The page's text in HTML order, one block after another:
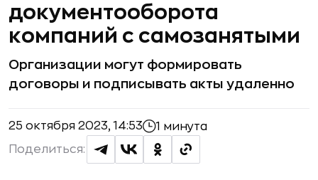
документооборота
компаний с самозанятыми
Организации могут формировать
договоры и подписывать акты удаленно
25 октября 2023, 14:53 1 минута
Поделиться: